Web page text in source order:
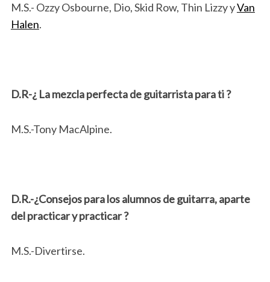
M.S.- Ozzy Osbourne, Dio, Skid Row, Thin Lizzy yVan
Halen.
D.R-¿ La mezcla perfecta de guitarrista para ti ?
M.S.-Tony MacAlpine.
D.R.-¿Consejos para los alumnos de guitarra, aparte
del practicar y practicar ?
M.S.-Divertirse.